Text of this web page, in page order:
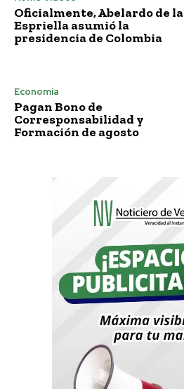
Oficialmente, Abelardo de la
Espriella asumió la
presidencia de Colombia
Economía
Pagan Bono de
Corresponsabilidad y
Formación de agosto